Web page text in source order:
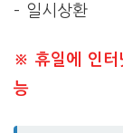
– 일시상환
※ 휴일에 인터
능